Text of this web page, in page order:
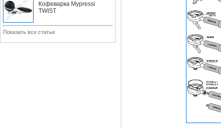
Кофеварка Mypressi
TWIST
Показать все статьи